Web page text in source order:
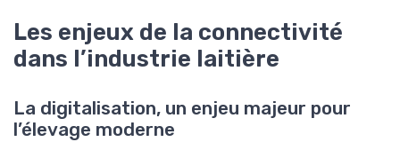
Les enjeux de la connectivité
dans l’industrie laitière
La digitalisation, un enjeu majeur pour
l’élevage moderne